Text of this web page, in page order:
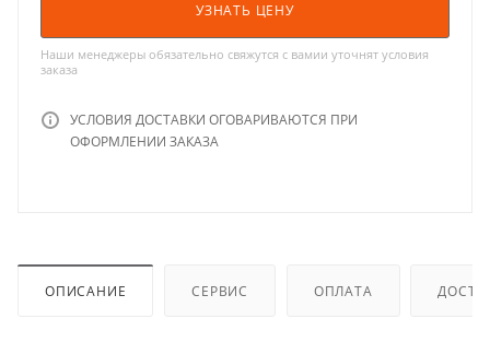
УЗНАТЬ ЦЕНУ
Наши менеджеры обязательно свяжутся с вамии уточнят условия
заказа
УСЛОВИЯ ДОСТАВКИ ОГОВАРИВАЮТСЯ ПРИ
ОФОРМЛЕНИИ ЗАКАЗА
ОПИСАНИЕ СЕРВИС ОПЛАТА